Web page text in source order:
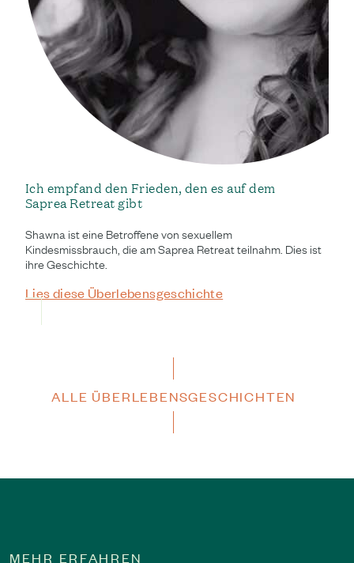
Ich empfand den Frieden, den es auf dem
Saprea Retreat gibt
Shawna ist eine Betroffene von sexuellem
Kindesmissbrauch, die am Saprea Retreat teilnahm. Dies ist
ihre Geschichte.
Lies diese Überlebensgeschichte
ALLE ÜBERLEBENSGESCHICHTEN
MEHR ERFAHREN